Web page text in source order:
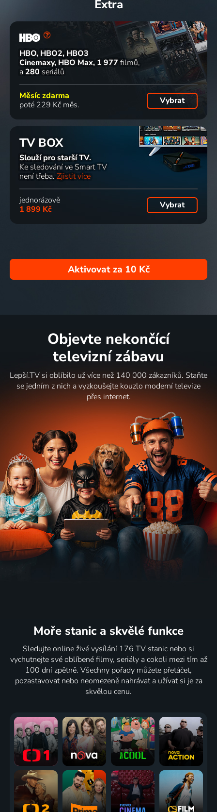
Extra
HBO, HBO2, HBO3
Cinemaxy, HBO Max 1 977 filmů
a 280 seriálů
Měsíc zdarma
poté 229 Kč měs.
Vybrat
TV BOX
Slouží pro starší TV.
Ke sledování ve Smart TV
není třeba. Zjistit více
jednorázově
1 899 Kč
Vybrat
Aktivovat za 10 Kč
Objevte nekončící
televizní zábavu
Lepší.TV si oblíbilo už více než 140 000 zákazníků. Staňte
se jedním z nich a vyzkoušejte kouzlo moderní televize
přes internet.
Moře stanic a skvělé funkce
Sledujte online živé vysílání 176 TV stanic nebo si
vychutnejte své oblíbené filmy, seriály a cokoli mezi tím až
100 dní zpětně. Všechny pořady můžete přetáčet,
pozastavovat nebo neomezeně nahrávat a užívat si je za
skvělou cenu.